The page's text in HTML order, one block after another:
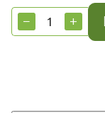
cena:
+
−